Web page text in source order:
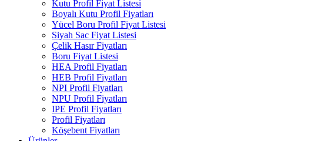
Kutu Profil Fiyat Listesi
Boyalı Kutu Profil Fiyatları
Yücel Boru Profil Fiyat Listesi
Siyah Sac Fiyat Listesi
Çelik Hasır Fiyatları
Boru Fiyat Listesi
HEA Profil Fiyatları
HEB Profil Fiyatları
NPI Profil Fiyatları
NPU Profil Fiyatları
IPE Profil Fiyatları
Profil Fiyatları
Köşebent Fiyatları